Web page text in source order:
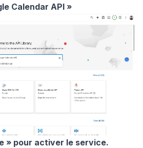
Calendar API »
» pour activer le service.